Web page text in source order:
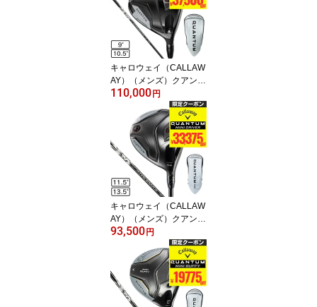
キャロウェイ（CALLAW
AY）（メンズ）クアンタ
ム QUANTUM MAX ドラ
イバー ATHLEMAX 50
110,000 円
キャロウェイ（CALLAW
AY）（メンズ）クアンタ
ム ミニ QUANTUM MINI
ドライバー ATHLEMAX
93,500 円